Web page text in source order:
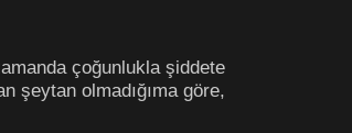
çoğunlukla şiddete
şeytan olmadığıma göre,